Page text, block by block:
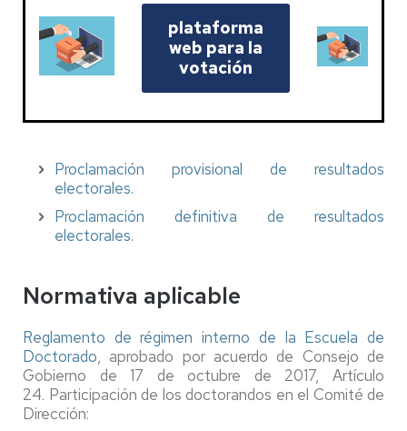
plataforma
web para la
votación
Proclamación provisional de resultados
electorales.
Proclamación definitiva de resultados
electorales.
Normativa aplicable
Reglamento de régimen interno de la Escuela de
Doctorado, aprobado por acuerdo de Consejo de
Gobierno de 17 de octubre de 2017, Artículo
24. Participación de los doctorandos en el Comité de
Dirección: